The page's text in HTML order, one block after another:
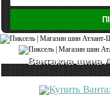
Вантажна шина